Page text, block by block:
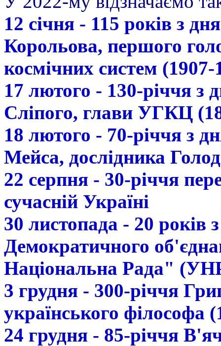
12 січня - 115 років з
Корольова, першого
космічних систем (1907-
17 лютого - 130-річчя з
Сліпого, глави УГКЦ
18 лютого - 70-річчя з
Мейса, дослідника
22 серпня - 30-річчя
сучасній Україні
30 листопада - 20 років
Демократичного
Національна Рада"
3 грудня - 300-річчя
українського філософа
24 грудня - 85-річчя